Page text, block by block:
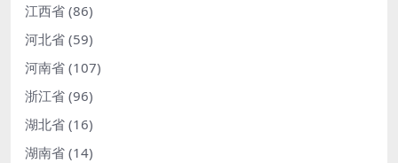
江西省 (86)
河北省 (59)
河南省 (107)
浙江省 (96)
湖北省 (16)
湖南省 (14)